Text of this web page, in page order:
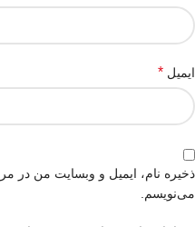
ایمیل *
ذخیره نام، ایمیل و وبسایت من در
می‌نویسم.